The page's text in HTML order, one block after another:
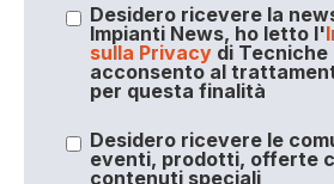
Desidero ricevere la
Impianti News, ho letto l'
sulla Privacydi Tecniche
acconsento al
per questa finalità
Desidero ricevere le
eventi, prodotti, offerte
contenuti speciali